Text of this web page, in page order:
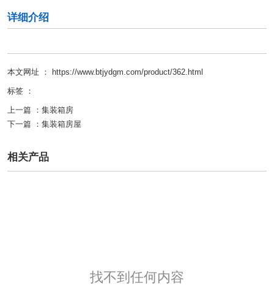
详细介绍
本文网址 ： https://www.btjydgm.com/product/362.html
标签 ：
上一篇 ： 集装箱房
下一篇 ： 集装箱房屋
相关产品
找不到任何内容